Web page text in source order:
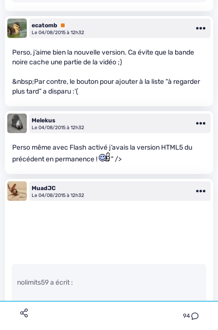
94
ecatomb
Premium
Le 04/08/2015 à 12h32
Perso, j’aime bien la nouvelle version. Ca évite que la bande
noire cache une partie de la vidéo ;)
&nbsp;Par contre, le bouton pour ajouter à la liste “à regarder
plus tard” a disparu :‘(
Melekus
Le 04/08/2015 à 12h32
Perso même avec Flash activé j’avais la version HTML5 du
précédent en permanence !
" />
MuadJC
Le 04/08/2015 à 12h32
nolimits59 a écrit :
ca dois faire 5-6 mois que j’avais ce player quand j’etait